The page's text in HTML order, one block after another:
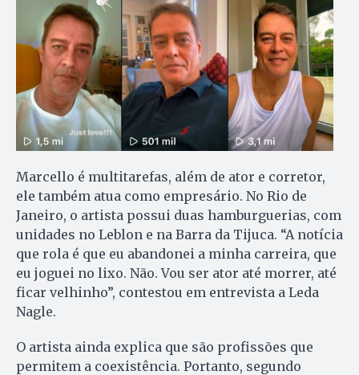
Marcello é multitarefas, além de ator e corretor,
ele também atua como empresário. No Rio de
Janeiro, o artista possui duas hamburguerias, com
unidades no Leblon e na Barra da Tijuca. “A notícia
que rola é que eu abandonei a minha carreira, que
eu joguei no lixo. Não. Vou ser ator até morrer, até
ficar velhinho”, contestou em entrevista a Leda
Nagle.
O artista ainda explica que são profissões que
permitem a coexistência. Portanto, segundo